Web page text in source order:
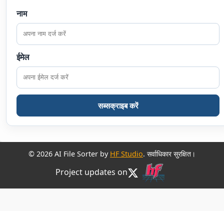
नाम
ईमेल
सब्सक्राइब करें
© 2026 AI File Sorter by HF Studio. सर्वाधिकार सुरक्षित।
Project updates on